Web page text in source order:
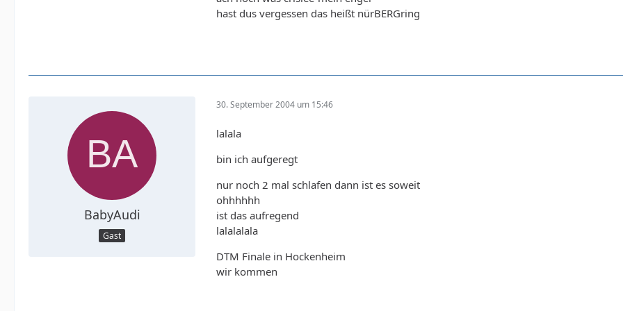
hast dus vergessen das heißt nürBERGring
BabyAudi
Gast
30. September 2004 um 15:46
lalala
bin ich aufgeregt
nur noch 2 mal schlafen dann ist es soweit
ohhhhhh
ist das aufregend
lalalalala
DTM Finale in Hockenheim
wir kommen